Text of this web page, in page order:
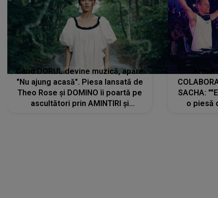
Când DORUL devine muzică, apare
"Nu ajung acasă". Piesa lansată de
Theo Rose și DOMINO îi poartă pe
ascultători prin AMINTIRI și
SACHA:
o piesă